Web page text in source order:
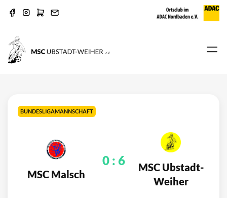
BUNDESLIGAMANNSCHAFT
MSC Malsch
0: 6
MSC Ubstadt-
Weiher